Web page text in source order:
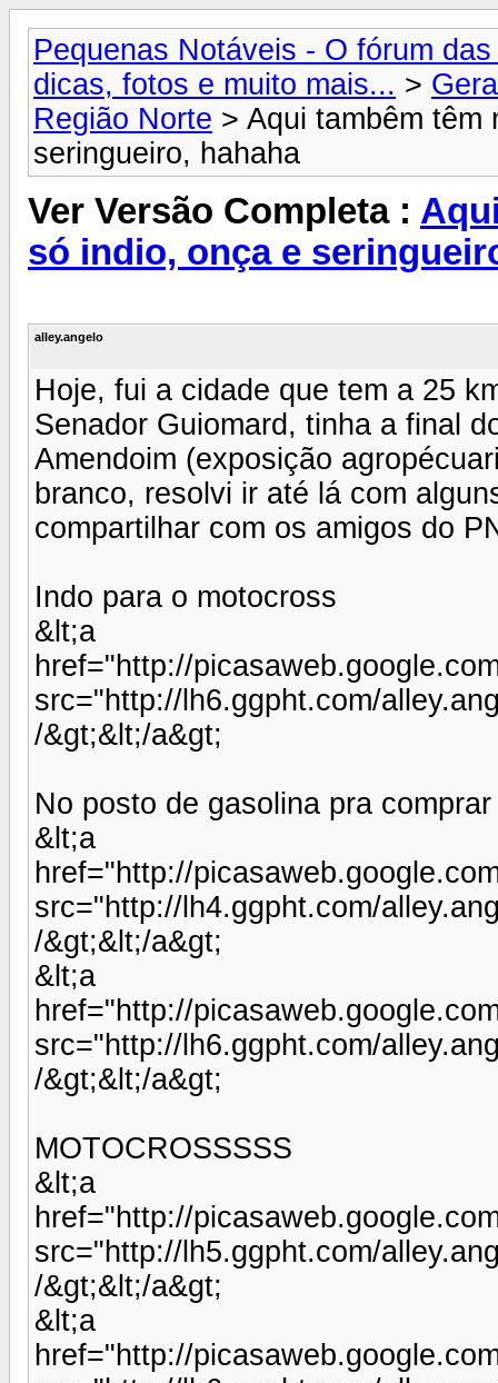
Pequenas Notáveis - O fórum
dicas, fotos e muito mais... >
Região Norte > Aqui tambêm têm
seringueiro, hahaha
Ver Versão Completa :
só indio, onça e
alley.angelo
Hoje, fui a cidade que tem a 25
Senador Guiomard, tinha a final
Amendoim (exposição
branco, resolvi ir até lá com
compartilhar com os amigos do
Indo para o motocross
&lt;a
href="http://
src="http://lh6.ggpht.com/
/&gt;&lt;/a&gt;
No posto de gasolina pra
&lt;a
href="http://
src="http://lh4.ggpht.com/
/&gt;&lt;/a&gt;
&lt;a
href="http://
src="http://lh6.ggpht.com/
/&gt;&lt;/a&gt;
MOTOCROSSSSS
&lt;a
href="http://
src="http://lh5.ggpht.com/
/&gt;&lt;/a&gt;
&lt;a
href="http://